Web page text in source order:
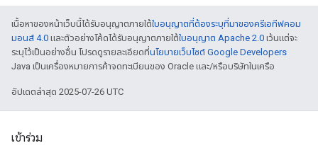
เนื้อหาของหน้าเว็บนี้ได้รับอนุญาตภายใต้ใบอนุญาตที่ต้องระบุที่มาของครีเอทีฟคอม
มอนส์ 4.0 และตัวอย่างโค้ดได้รับอนุญาตภายใต้ใบอนุญาต Apache 2.0 เว้นแต่จะ
ระบุไว้เป็นอย่างอื่น โปรดดูรายละเอียดที่นโยบายเว็บไซต์ Google Developers
Java เป็นเครื่องหมายการค้าจดทะเบียนของ Oracle และ/หรือบริษัทในเครือ
อัปเดตล่าสุด 2025-07-26 UTC
เข้าร่วม